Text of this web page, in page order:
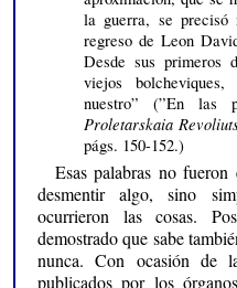
la guerra, se precisó
regreso de Leon
Desde sus primeros
viejos
nuestro” (”En las
Proletarskaia
págs. 150-152.)
Esas palabras no fueron
desmentir algo, sino
ocurrieron las cosas.
demostrado que sabe
nunca. Con ocasión de
publicados por los